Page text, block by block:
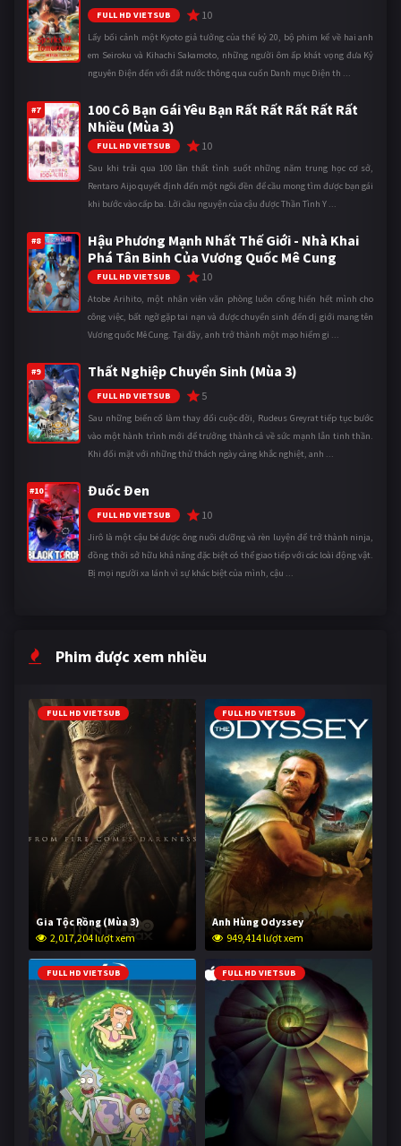
FULL HD VIETSUB 10
Lấy bối cảnh một Kyoto giả tưởng của thế kỷ 20, bộ phim kể về hai anh
em Seiroku và Kihachi Sakamoto, những người ôm ấp khát vọng đưa Kỷ
nguyên Điện đến với đất nước thông qua cuốn Danh mục Điện th ...
#7
100 Cô Bạn Gái Yêu Bạn Rất Rất Rất Rất Rất
Nhiều (Mùa 3)
FULL HD VIETSUB 10
Sau khi trải qua 100 lần thất tình suốt những năm trung học cơ sở,
Rentaro Aijo quyết định đến một ngôi đền để cầu mong tìm được bạn gái
khi bước vào cấp ba. Lời cầu nguyện của cậu được Thần Tình Y ...
#8
Hậu Phương Mạnh Nhất Thế Giới - Nhà Khai
Phá Tân Binh Của Vương Quốc Mê Cung
FULL HD VIETSUB 10
Atobe Arihito, một nhân viên văn phòng luôn cống hiến hết mình cho
công việc, bất ngờ gặp tai nạn và được chuyển sinh đến dị giới mang tên
Vương quốc Mê Cung. Tại đây, anh trở thành một mạo hiểm gi ...
#9 Thất Nghiệp Chuyển Sinh (Mùa 3)
FULL HD VIETSUB 5
Sau những biến cố làm thay đổi cuộc đời, Rudeus Greyrat tiếp tục bước
vào một hành trình mới để trưởng thành cả về sức mạnh lẫn tinh thần.
Khi đối mặt với những thử thách ngày càng khắc nghiệt, anh ...
#10 Đuốc Đen
FULL HD VIETSUB 10
Jirô là một cậu bé được ông nuôi dưỡng và rèn luyện để trở thành ninja,
đồng thời sở hữu khả năng đặc biệt có thể giao tiếp với các loài động vật.
Bị mọi người xa lánh vì sự khác biệt của mình, cậu ...
Phim được xem nhiều
FULL HD VIETSUB
Gia Tộc Rồng (Mùa 3)
2,017,204 lượt xem
FULL HD VIETSUB
Anh Hùng Odyssey
949,414 lượt xem
FULL HD VIETSUB FULL HD VIETSUB